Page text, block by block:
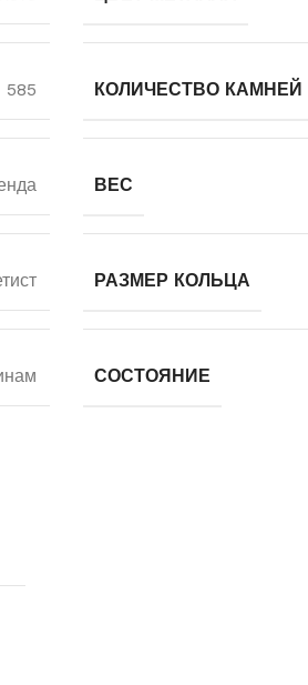
585 КОЛИЧЕСТВО КАМНЕЙ
ВЕС
РАЗМЕР КОЛЬЦА
СОСТОЯНИЕ